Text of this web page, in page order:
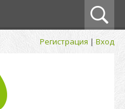
Регистрация |Вход